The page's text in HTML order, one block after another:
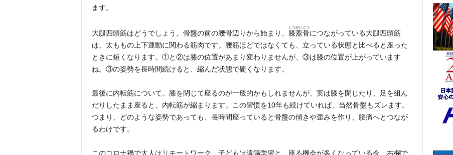
ます。
大腿四頭筋はどうでしょう。骨盤の前の腰骨辺りから始まり、 膝蓋骨
しつがいこつ
につながっている大腿四頭筋
は、太ももの上下運動に関わる筋肉です。腰筋ほどではなくても、立っている状態と比べると座った
ときに短くなります。①と②は膝の位置があまり変わりませんが、③は膝の位置が上がっています
ね。③の姿勢を長時間続けると、縮んだ状態で硬くなります。
最後に内転筋について。膝を閉じて座るのが一般的かもしれませんが、実は膝を閉じたり、足を組ん
だりしたまま座ると、内転筋が縮まります。この習慣を10年も続けていれば、当然骨盤もズレます。
つまり、どのような姿勢であっても、長時間座っていると骨盤の傾きや歪みを作り、腰痛へとつなが
るわけです。
このコロナ禍で大人はリモートワーク、子どもは遠隔学習と、座る機会が多くなっている今、右欄で